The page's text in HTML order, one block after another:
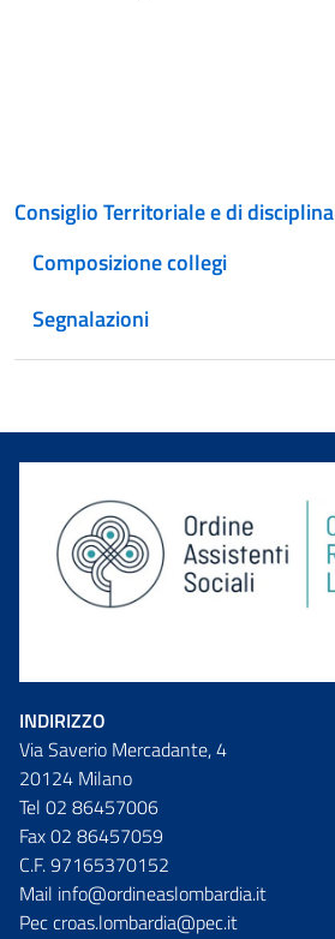
Consiglio Territoriale e di disciplina
Composizione collegi
Segnalazioni
INDIRIZZO
Via Saverio Mercadante, 4
20124 Milano
Tel 02 86457006
Fax 02 86457059
C.F. 97165370152
Mail info@ordineaslombardia.it
Pec croas.lombardia@pec.it